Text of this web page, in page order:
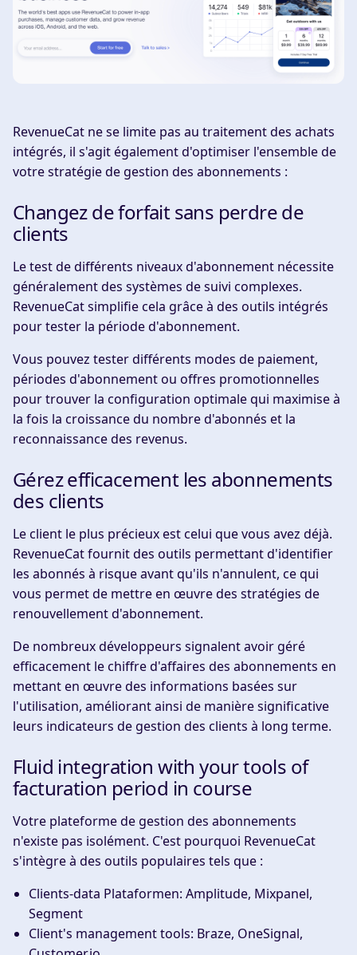
RevenueCat ne se limite pas au traitement des achats
intégrés, il s'agit également d'optimiser l'ensemble de
votre stratégie de gestion des abonnements :
Changez de forfait sans perdre de
clients
Le test de différents niveaux d'abonnement nécessite
généralement des systèmes de suivi complexes.
RevenueCat simplifie cela grâce à des outils intégrés
pour tester la période d'abonnement.
Vous pouvez tester différents modes de paiement,
périodes d'abonnement ou offres promotionnelles
pour trouver la configuration optimale qui maximise à
la fois la croissance du nombre d'abonnés et la
reconnaissance des revenus.
Gérez efficacement les abonnements
des clients
Le client le plus précieux est celui que vous avez déjà.
RevenueCat fournit des outils permettant d'identifier
les abonnés à risque avant qu'ils n'annulent, ce qui
vous permet de mettre en œuvre des stratégies de
renouvellement d'abonnement.
De nombreux développeurs signalent avoir géré
efficacement le chiffre d'affaires des abonnements en
mettant en œuvre des informations basées sur
l'utilisation, améliorant ainsi de manière significative
leurs indicateurs de gestion des clients à long terme.
Fluid integration with your tools of
facturation period in course
Votre plateforme de gestion des abonnements
n'existe pas isolément. C'est pourquoi RevenueCat
s'intègre à des outils populaires tels que :
Clients-data Plataformen: Amplitude, Mixpanel,
Segment
Client's management tools: Braze, OneSignal,